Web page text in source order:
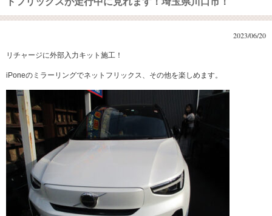
2023/06/20
リチャージに外部入力キット施工！
iPoneのミラーリングでネットフリックス、その他を楽しめます。